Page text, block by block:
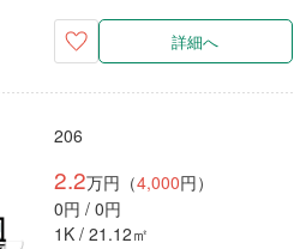
詳細へ
206
2.2万円（4,000円）
0円 / 0円
1K / 21.12㎡